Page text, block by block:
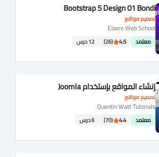
تصميم مواقع
Bootstrap 5 Design 01 Bondi
Elzero Web School
معتمد 4.5
(26) 12 درس
تصميم مواقع
إنشاء المواقع بإستخدام Joomla
Quentin Watt Tutorials
معتمد 4.4
(70) 6 درس